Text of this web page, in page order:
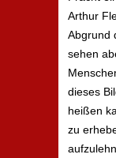
Arthur
Abgrund
sehen
dieses
heißen
zu